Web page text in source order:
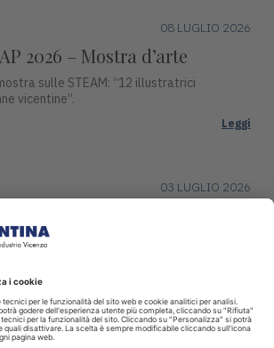
08 LUGLIO 2026
2026 – Mostra d’arte
sulle STEAM: “12 illustratrici
vicentine”.
Leggi
03 LUGLIO 2026
alle ore 17:30, Piazza Duomo ad Asiago
Leggi